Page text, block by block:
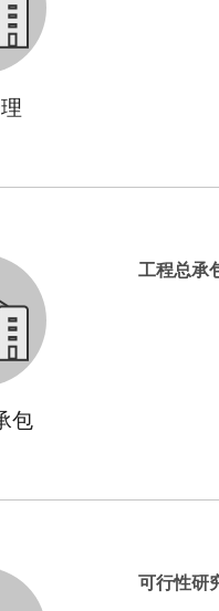
包
工程总承
可行性研